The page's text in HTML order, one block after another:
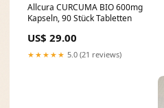
Allcura CURCUMA BIO 600mg
Kapseln, 90 Stück Tabletten
US$ 29.00
★★★★★ 5.0 (21 reviews)